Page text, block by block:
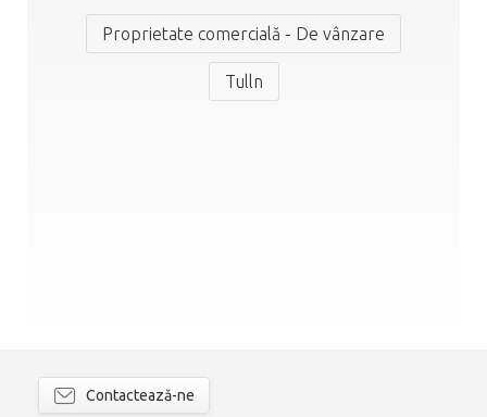
Proprietate comercială - De vânzare
Tulln
Contactează-ne